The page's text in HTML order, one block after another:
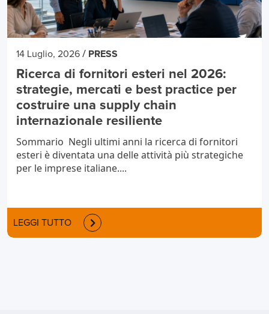
14 Luglio, 2026 / PRESS
Ricerca di fornitori esteri nel 2026:
strategie, mercati e best practice per
costruire una supply chain
internazionale resiliente
Sommario Negli ultimi anni la ricerca di fornitori
esteri è diventata una delle attività più strategiche
per le imprese italiane....
LEGGI TUTTO